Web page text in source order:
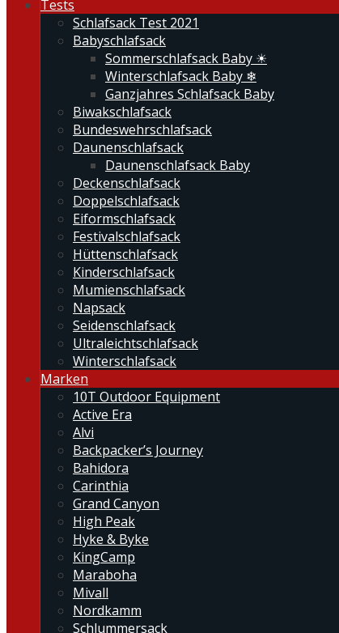
Tests
Schlafsack Test 2021
Babyschlafsack
Sommerschlafsack Baby ☀
Winterschlafsack Baby ❄
Ganzjahres Schlafsack Baby
Biwakschlafsack
Bundeswehrschlafsack
Daunenschlafsack
Daunenschlafsack Baby
Deckenschlafsack
Doppelschlafsack
Eiformschlafsack
Festivalschlafsack
Hüttenschlafsack
Kinderschlafsack
Mumienschlafsack
Napsack
Seidenschlafsack
Ultraleichtschlafsack
Winterschlafsack
Marken
10T Outdoor Equipment
Active Era
Alvi
Backpacker’s Journey
Bahidora
Carinthia
Grand Canyon
High Peak
Hyke & Byke
KingCamp
Maraboha
Mivall
Nordkamm
Schlummersack